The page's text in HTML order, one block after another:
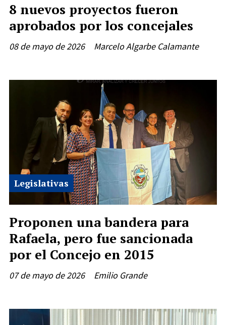
8 nuevos proyectos fueron
aprobados por los concejales
Marcelo Algarbe Calamante
08 de mayo de 2026
Proponen una bandera para
Rafaela, pero fue sancionada
por el Concejo en 2015
Emilio Grande
Legislativas
07 de mayo de 2026